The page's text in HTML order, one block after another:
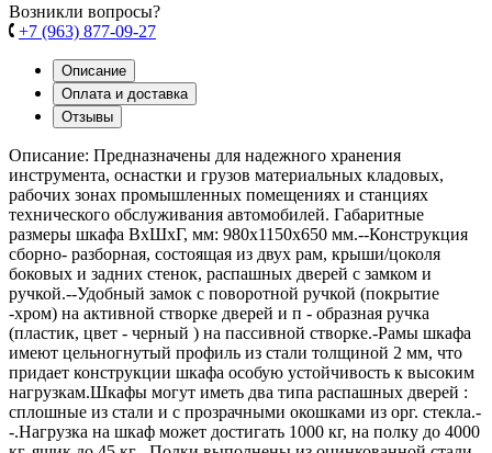
Возникли вопросы?
+7 (963) 877-09-27
Описание
Оплата и доставка
Отзывы
Описание: Предназначены для надежного хранения
инструмента, оснастки и грузов материальных кладовых,
рабочих зонах промышленных помещениях и станциях
технического обслуживания автомобилей. Габаритные
размеры шкафа ВхШхГ, мм: 980х1150х650 мм.--Конструкция
сборно- разборная, состоящая из двух рам, крыши/цоколя
боковых и задних стенок, распашных дверей с замком и
ручкой.--Удобный замок с поворотной ручкой (покрытие
-хром) на активной створке дверей и п - образная ручка
(пластик, цвет - черный ) на пассивной створке.-Рамы шкафа
имеют цельногнутый профиль из стали толщиной 2 мм, что
придает конструкции шкафа особую устойчивость к высоким
нагрузкам.Шкафы могут иметь два типа распашных дверей :
сплошные из стали и с прозрачными окошками из орг. стекла.-
-.Нагрузка на шкаф может достигать 1000 кг, на полку до 4000